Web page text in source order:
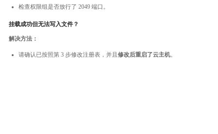
检查权限组是否放行了 2049 端口。
挂载成功但无法写入文件？
解决方法：
请确认已按照第 3 步修改注册表，并且 修改后重启了云主机。